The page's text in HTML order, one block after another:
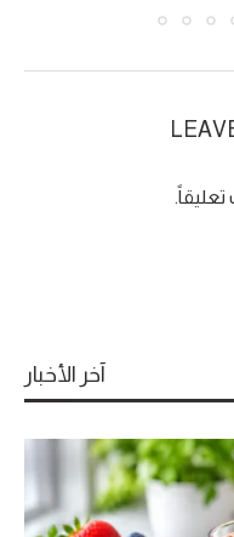
آخر الأخبار